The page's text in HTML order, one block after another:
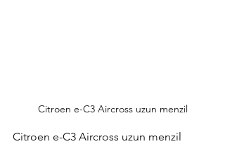
Citroen e-C3 Aircross uzun menzil
Citroen e-C3 Aircross uzun menzil